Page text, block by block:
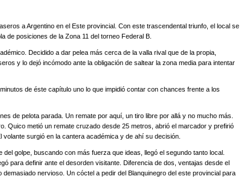
a Argentino en el Este provincial. Con este trascendental triunfo, el local se
de posiciones de la Zona 11 del torneo Federal B.
Decidido a dar pelea más cerca de la valla rival que de la propia,
y lo dejó incómodo ante la obligación de saltear la zona media para intentar
de éste capítulo uno lo que impidió contar con chances frente a los
de pelota parada. Un remate por aquí, un tiro libre por allá y no mucho más.
Quico metió un remate cruzado desde 25 metros, abrió el marcador y prefirió
surgió en la cantera académica y de ahí su decisión.
del golpe, buscando con más fuerza que ideas, llegó el segundo tanto local.
para definir ante el desorden visitante. Diferencia de dos, ventajas desde el
demasiado nervioso. Un cóctel a pedir del Blanquinegro del este provincial para